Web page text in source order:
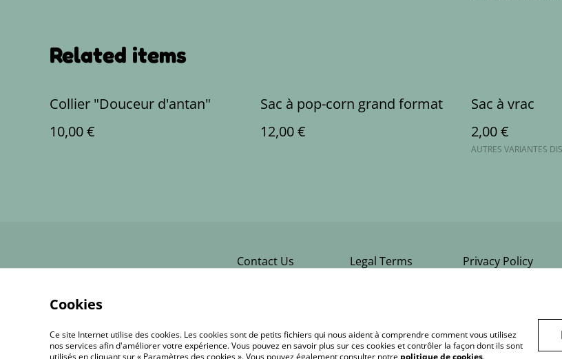
Related items
Collier "Douceur d'antan"
10,00 €
Sac à pop-corn grand format
12,00 €
Sac à vrac
2,00 €
AUTRES VARIANTES
Contact Us Legal Terms Privacy Policy
Cookies
Ce site Internet utilise des cookies. Les cookies sont de petits fichiers qui nous aident à comprendre comment vous utilisez
nos services afin d'améliorer votre expérience. Vous pouvez en savoir plus sur ces cookies et contrôler la façon dont ils sont
utilisés en cliquant sur « Paramètres des cookies ». Vous pouvez également consulter notre politique de cookies.